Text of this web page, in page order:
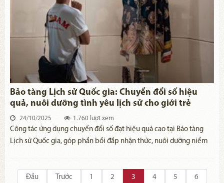
Bảo tàng Lịch sử Quốc gia: Chuyển đổi số hiệu
quả, nuôi dưỡng tình yêu lịch sử cho giới trẻ
24/10/2025 1.760 lượt xem
Công tác ứng dụng chuyển đổi số đạt hiệu quả cao tại Bảo tàng
Lịch sử Quốc gia, góp phần bồi đắp nhận thức, nuôi dưỡng niềm
Đầu Trước 1 2 3 4 5 6